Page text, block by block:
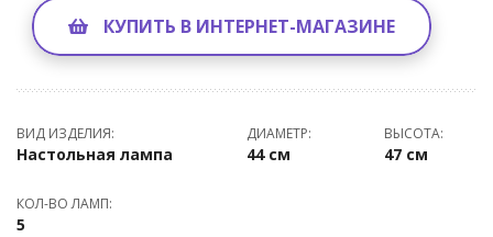
КУПИТЬ В ИНТЕРНЕТ-МАГАЗИНЕ
ВИД ИЗДЕЛИЯ:
Настольная лампа
ДИАМЕТР:
44 см
ВЫСОТА:
47 см
КОЛ-ВО ЛАМП:
5